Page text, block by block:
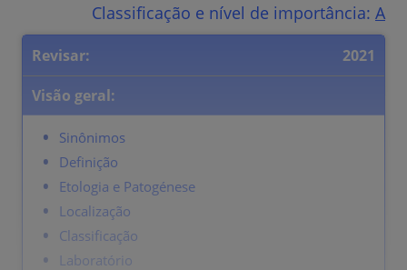
Classificação e nível de importância: A
Revisar:
2021
Visão geral:
Sinônimos
Definição
Etologia e Patogénese
Localização
Classificação
Laboratório